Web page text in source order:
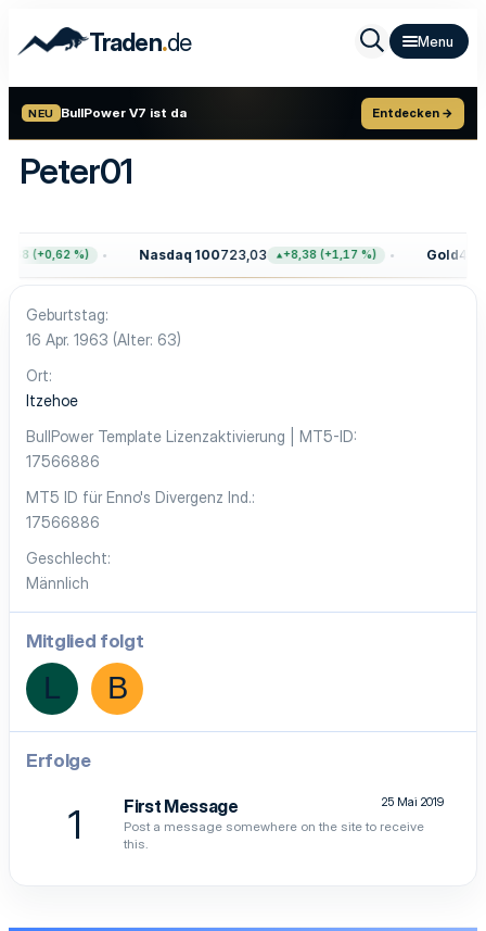
Traden.de
NEU BullPower V7 ist da Entdecken →
Peter01
(+0,62 %) Nasdaq 100723,03 +8,38 (+1,17 %) Gold
Geburtstag
16 Apr. 1963 (Alter: 63)
Ort
Itzehoe
BullPower Template Lizenzaktivierung | MT5-ID
17566886
MT5 ID für Enno's Divergenz Ind.
17566886
Geschlecht
Männlich
Mitglied folgt
L B
Erfolge
1 25 Mai 2019
First Message
Post a message somewhere on the site to receive
this.